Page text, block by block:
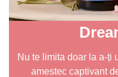
Nu te limita doar la a-ți
amestec captivant